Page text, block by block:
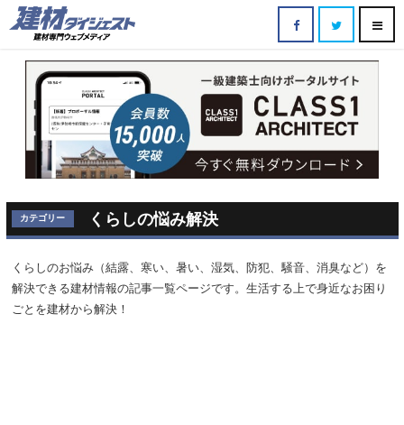
カテゴリー くらしの悩み解決
くらしのお悩み（結露、寒い、暑い、湿気、防犯、騒音、消臭など）を
解決できる建材情報の記事一覧ページです。生活する上で身近なお困り
ごとを建材から解決！